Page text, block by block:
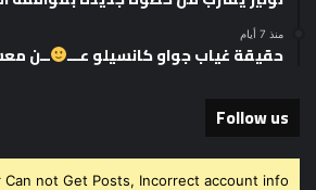
منذ 7 أيام
حقيقة غياب جواو كانسيلو عـــ ــن
Follow us
Can not Get Posts, Incorrect account info.